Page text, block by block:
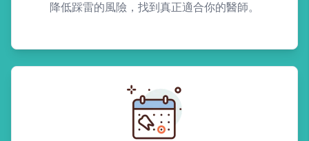
降低踩雷的風險，找到真正適合你的醫師。